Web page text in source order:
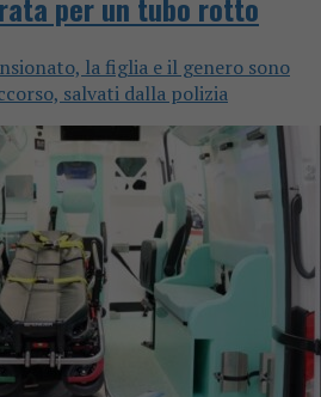
per un tubo rotto
la figlia e il genero sono
salvati dalla polizia